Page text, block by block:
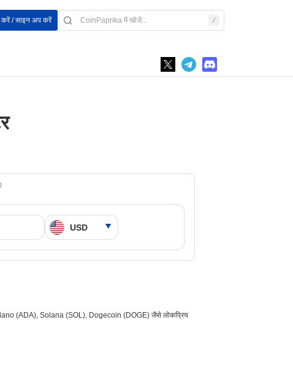
करें / साइन अप करें
(ADA), Solana (SOL), Dogecoin (DOGE) जैसे लोकप्रिय